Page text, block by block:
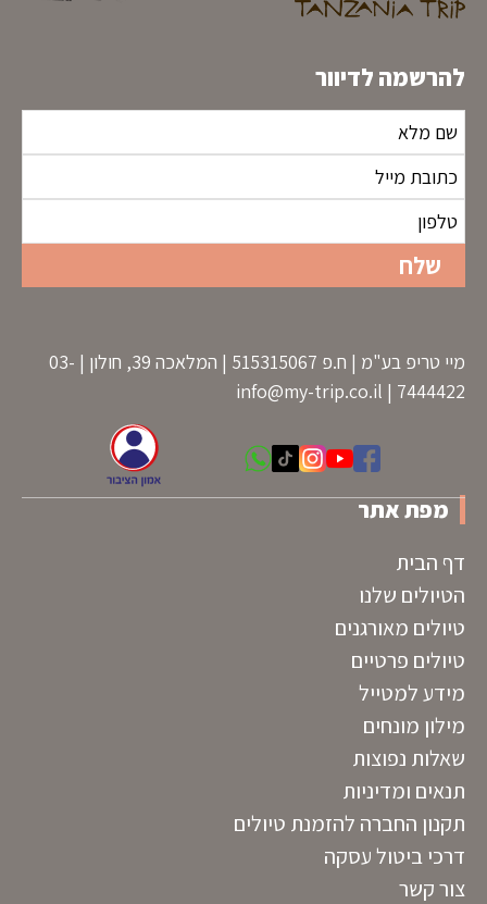
להרשמה לדיוור
מיי טריפ בע"מ | ח.פ 515315067 | המלאכה 39, חולון | 03-
7444422 |
info@my-trip.co.il
מפת אתר
דף הבית
הטיולים שלנו
טיולים מאורגנים
טיולים פרטיים
מידע למטייל
מילון מונחים
שאלות נפוצות
תנאים ומדיניות
תקנון החברה להזמנת טיולים
דרכי ביטול עסקה
צור קשר